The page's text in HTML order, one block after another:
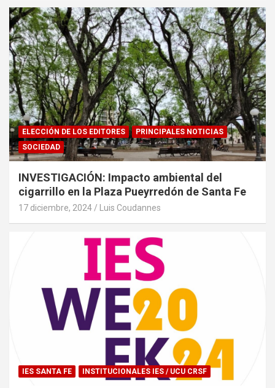
ELECCIÓN DE LOS EDITORES
PRINCIPALES NOTICIAS
SOCIEDAD
INVESTIGACIÓN: Impacto ambiental del
cigarrillo en la Plaza Pueyrredón de Santa Fe
17 diciembre, 2024 Luis Coudannes
IES SANTA FE INSTITUCIONALES IES / UCU CRSF